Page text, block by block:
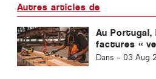
Autres articles de
Au Portugal,
factures «
au noir ont
Dans - 03 Aug